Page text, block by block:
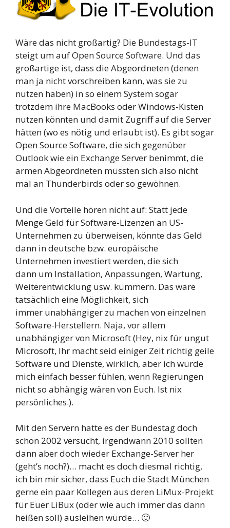
Wäre das nicht großartig? Die Bundestags-IT
steigt um auf Open Source Software. Und das
großartige ist, dass die Abgeordneten (denen
man ja nicht vorschreiben kann, was sie zu
nutzen haben) in so einem System sogar
trotzdem ihre MacBooks oder Windows-Kisten
nutzen könnten und damit Zugriff auf die Server
hätten (wo es nötig und erlaubt ist). Es gibt sogar
Open Source Software, die sich gegenüber
Outlook wie ein Exchange Server benimmt, die
armen Abgeordneten müssten sich also nicht
mal an Thunderbirds oder so gewöhnen.
Und die Vorteile hören nicht auf: Statt jede
Menge Geld für Software-Lizenzen an US-
Unternehmen zu überweisen, könnte das Geld
dann in deutsche bzw. europäische
Unternehmen investiert werden, die sich
dann um Installation, Anpassungen, Wartung,
Weiterentwicklung usw. kümmern. Das wäre
tatsächlich eine Möglichkeit, sich
immer unabhängiger zu machen von einzelnen
Software-Herstellern. Naja, vor allem
unabhängiger von Microsoft (Hey, nix für ungut
Microsoft, Ihr macht seid einiger Zeit richtig geile
Software und Dienste, wirklich, aber ich würde
mich einfach besser fühlen, wenn Regierungen
nicht so abhängig wären von Euch. Ist nix
persönliches.).
Mit den Servern hatte es der Bundestag doch
schon 2002 versucht, irgendwann 2010 sollten
dann aber doch wieder Exchange-Server her
(geht’s noch?)… macht es doch diesmal richtig,
ich bin mir sicher, dass Euch die Stadt München
gerne ein paar Kollegen aus deren LiMux-Projekt
für Euer LiBux (oder wie auch immer das dann
heißen soll) ausleihen würde… 🙂